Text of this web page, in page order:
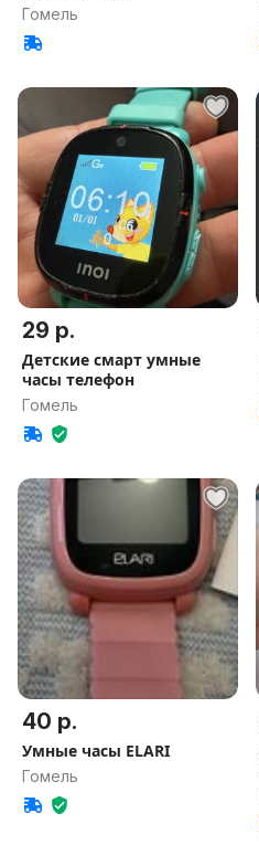
Гомель
29 р.
Детские смарт умные
часы телефон
Гомель
40 р.
Умные часы ELARI
Гомель